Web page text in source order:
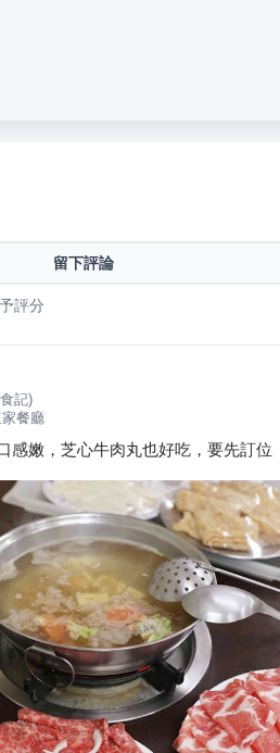
留下評論
評分
記)
餐廳
感嫩，芝心牛肉丸也好吃，要先訂位